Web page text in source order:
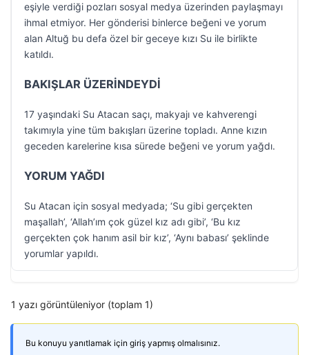
eşiyle verdiği pozları sosyal medya üzerinden paylaşmayı
ihmal etmiyor. Her gönderisi binlerce beğeni ve yorum
alan Altuğ bu defa özel bir geceye kızı Su ile birlikte
katıldı.
BAKIŞLAR ÜZERİNDEYDİ
17 yaşındaki Su Atacan saçı, makyajı ve kahverengi
takımıyla yine tüm bakışları üzerine topladı. Anne kızın
geceden karelerine kısa sürede beğeni ve yorum yağdı.
YORUM YAĞDI
Su Atacan için sosyal medyada; ‘Su gibi gerçekten
maşallah’, ‘Allah’ım çok güzel kız adı gibi’, ‘Bu kız
gerçekten çok hanım asil bir kız’, ‘Aynı babası’ şeklinde
yorumlar yapıldı.
1 yazı görüntüleniyor (toplam 1)
Bu konuyu yanıtlamak için giriş yapmış olmalısınız.